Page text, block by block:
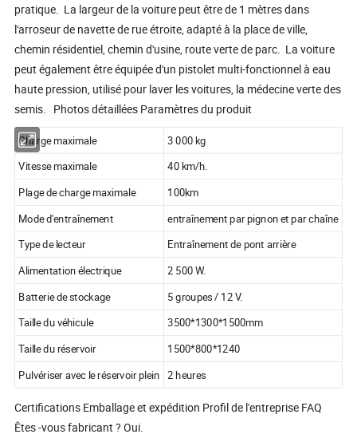
pratique. La largeur de la voiture peut être de 1 mètres dans
l'arroseur de navette de rue étroite, adapté à la place de ville,
chemin résidentiel, chemin d'usine, route verte de parc. La voiture
peut également être équipée d'un pistolet multi-fonctionnel à eau
haute pression, utilisé pour laver les voitures, la médecine verte des
semis. Photos détaillées Paramètres du produit
Charge maximale
3 000 kg
Vitesse maximale
40 km/h.
Plage de charge maximale
100km
Mode d'entraînement
entraînement par pignon et par chaîne
Type de lecteur
Entraînement de pont arrière
Alimentation électrique
2 500 W.
Batterie de stockage 5 groupes / 12 V.
Taille du véhicule
3500*1300*1500mm
Taille du réservoir
1500*800*1240
Pulvériser avec le réservoir plein
2 heures
Certifications Emballage et expédition Profil de l'entreprise FAQ
Êtes -vous fabricant ? Oui.